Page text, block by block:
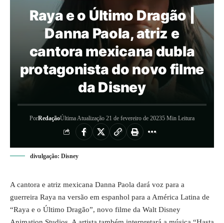
Raya e o Último Dragão |
Danna Paola, atriz e
cantora mexicana dubla
protagonista do novo filme
da Disney
PorRedaçãoÚltima Atualização 21 de fevereiro de 20235 Min Leitura
divulgação: Disney
A cantora e atriz mexicana Danna Paola dará voz para a
guerreira Raya na versão em espanhol para a América Latina de
“Raya e o Último Dragão”, novo filme da Walt Disney